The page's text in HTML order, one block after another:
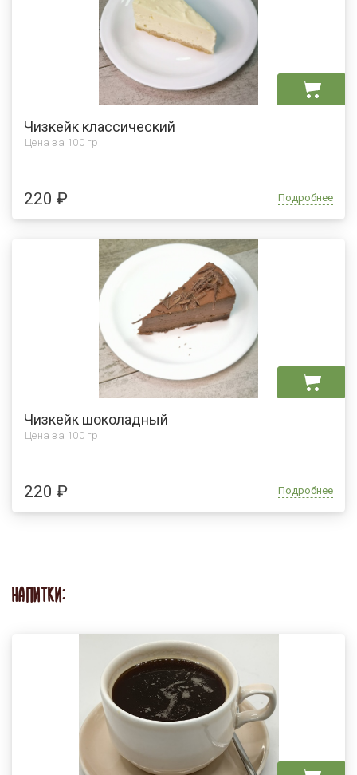
Чизкейк классический
Цена за 100 гр.
220 ₽ Подробнее
Чизкейк шоколадный
Цена за 100 гр.
220 ₽ Подробнее
НАПИТКИ: